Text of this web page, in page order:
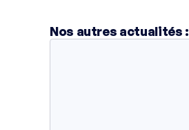
Nos autres actualités :